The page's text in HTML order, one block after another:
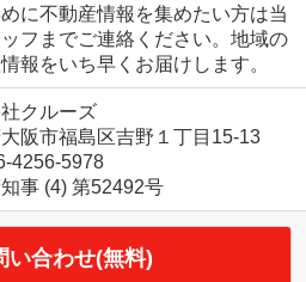
に不動産情報を集めたい方は当
フまでご連絡ください。地域の
報をいち早くお届けします。
クルーズ
阪市福島区吉野１丁目15-13
4256-5978
事 (4) 第52492号
い合わせ(無料)